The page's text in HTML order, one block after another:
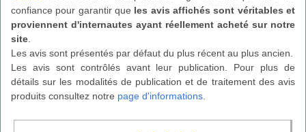
confiance pour garantir que les avis affichés sont véritables et
proviennent d'internautes ayant réellement acheté sur notre
site.
Les avis sont présentés par défaut du plus récent au plus ancien.
Les avis sont contrôlés avant leur publication. Pour plus de
détails sur les modalités de publication et de traitement des avis
produits consultez notre page d'informations.